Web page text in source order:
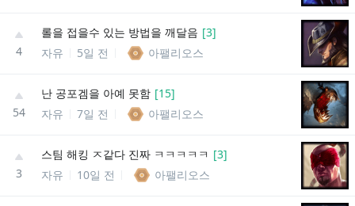
4
롤을 접을수 있는 방법을 깨달음 [3]
자유
5일 전 아팰리오스
54
난 공포겜을 아예 못함 [15]
자유
7일 전 아팰리오스
3
스팀 해킹 ㅈ같다 진짜 ㅋㅋㅋㅋㅋ [3]
자유
10일 전 아팰리오스